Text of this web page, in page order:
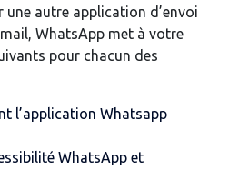
une autre application d’envoi
WhatsApp met à votre
pour chacun des
l’application Whatsapp
WhatsApp et